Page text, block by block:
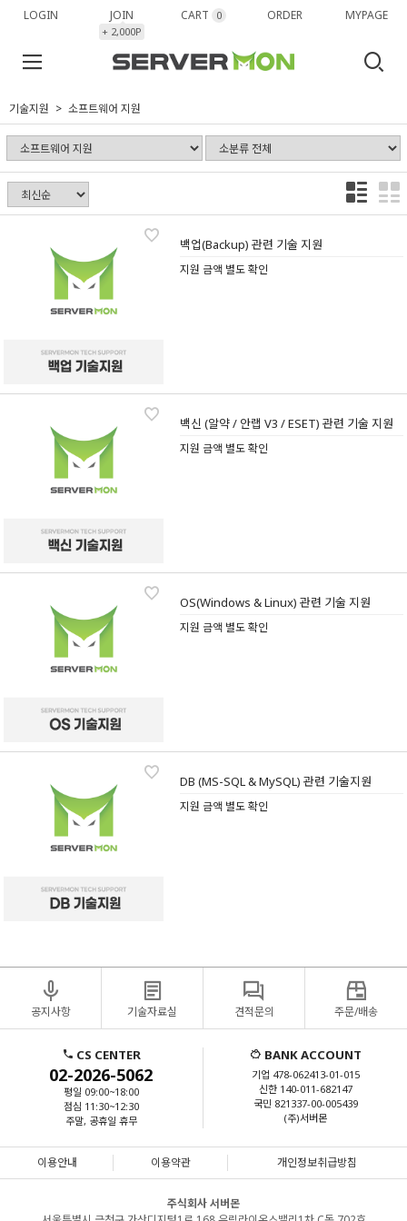
LOGIN JOIN
+ 2,000P
CART 0 ORDER MYPAGE
기술지원 소프트웨어 지원
백업(Backup) 관련 기술 지원
지원 금액 별도 확인
백신 (알약 / 안랩 V3 / ESET) 관련 기술 지원
지원 금액 별도 확인
OS(Windows & Linux) 관련 기술 지원
지원 금액 별도 확인
DB (MS-SQL & MySQL) 관련 기술지원
지원 금액 별도 확인
공지사항 기술자료실 견적문의 주문/배송
CS CENTER
02-2026-5062
평일 09:00~18:00
점심 11:30~12:30
주말, 공휴일 휴무
BANK ACCOUNT
기업 478-062413-01-015
신한 140-011-682147
국민 821337-00-005439
(주)서버몬
이용안내 이용약관 개인정보취급방침
주식회사 서버몬